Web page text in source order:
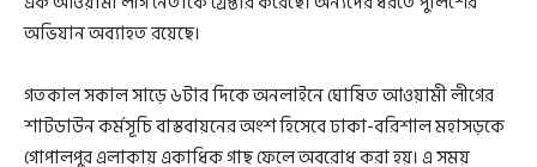
অভিযান অব্যাহত রয়েছে।
গতকাল সকাল সাড়ে ৬টার দিকে অনলাইনে ঘোষিত আওয়ামী লীগের
শাটডাউন কর্মসূচি বাস্তবায়নের অংশ হিসেবে ঢাকা-বরিশাল মহাসড়কে
গোপালপুর এলাকায় একাধিক গাছ ফেলে অবরোধ করা হয়। এ সময়